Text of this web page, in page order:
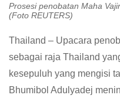
Prosesi penobatan Maha
(Foto REUTERS)
Thailand – Upacara
sebagai raja Thailand
kesepuluh yang mengisi
Bhumibol Adulyadej